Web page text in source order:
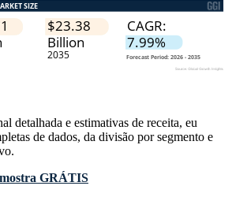
detalhada e estimativas de receita, eu
de dados, da divisão por segmento e
.
GRÁTIS